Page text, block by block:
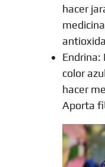
hacer
Endrina:
color
hacer
Aporta